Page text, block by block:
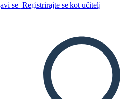
se Registrirajte se kot učitelj
to snemalno knjigo
DIAPROJEKCIJE
PREBERI MI